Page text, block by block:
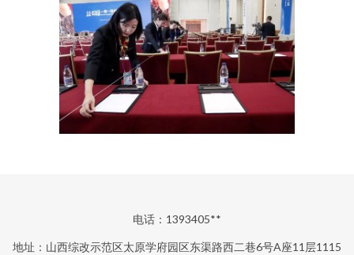
电话：1393405**
地址：山西综改示范区太原学府园区东渠路西二巷6号A座11层1115